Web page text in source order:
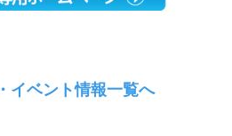
イベント情報一覧へ